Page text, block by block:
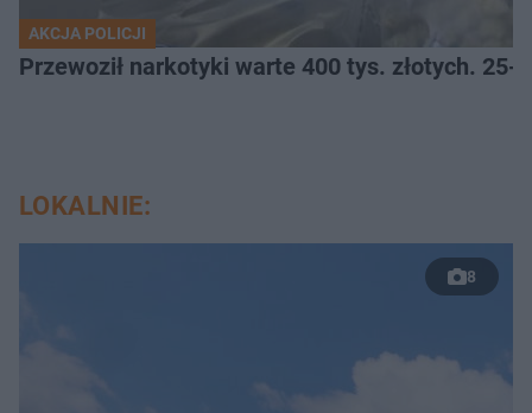
AKCJA POLICJI
Przewoził narkotyki warte 400 tys. złotych.
LOKALNIE:
8